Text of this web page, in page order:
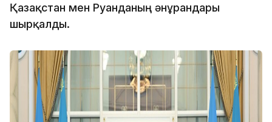
Қазақстан мен Руанданың әнұрандары
шырқалды.